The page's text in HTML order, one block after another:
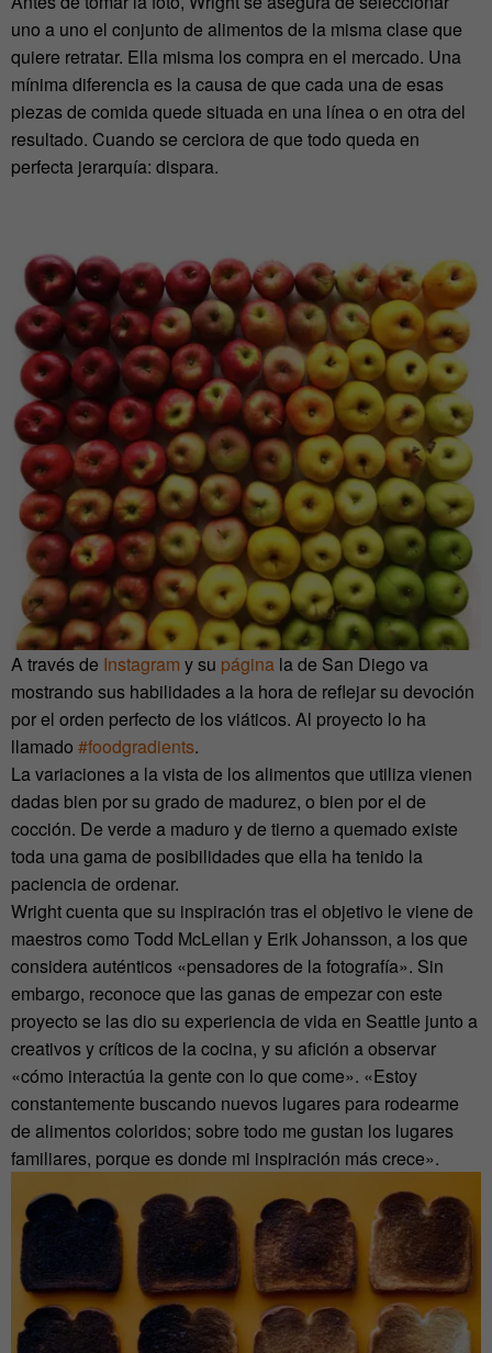
uno a uno el conjunto de alimentos de la misma clase que
quiere retratar. Ella misma los compra en el mercado. Una
mínima diferencia es la causa de que cada una de esas
piezas de comida quede situada en una línea o en otra del
resultado. Cuando se cerciora de que todo queda en
perfecta jerarquía: dispara.
A través de Instagram y su página la de San Diego va
mostrando sus habilidades a la hora de reflejar su devoción
por el orden perfecto de los viáticos. Al proyecto lo ha
llamado #foodgradients.
La variaciones a la vista de los alimentos que utiliza vienen
dadas bien por su grado de madurez, o bien por el de
cocción. De verde a maduro y de tierno a quemado existe
toda una gama de posibilidades que ella ha tenido la
paciencia de ordenar.
Wright cuenta que su inspiración tras el objetivo le viene de
maestros como Todd McLellan y Erik Johansson, a los que
considera auténticos «pensadores de la fotografía». Sin
embargo, reconoce que las ganas de empezar con este
proyecto se las dio su experiencia de vida en Seattle junto a
creativos y críticos de la cocina, y su afición a observar
«cómo interactúa la gente con lo que come». «Estoy
constantemente buscando nuevos lugares para rodearme
de alimentos coloridos; sobre todo me gustan los lugares
familiares, porque es donde mi inspiración más crece».